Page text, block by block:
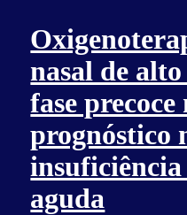
nasal de
fase
prognóstico
aguda